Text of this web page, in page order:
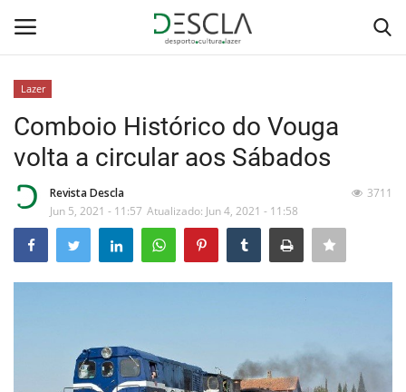
Home
...by Descla
Desporto
Sobre Nós
Lazer
Comboio Histórico do Vouga
volta a circular aos Sábados
Revista Descla
Jun 5, 2021 - 11:57 Atualizado: Jun 4, 2021 - 11:58
3711